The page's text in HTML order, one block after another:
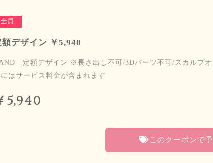
全員
額デザイン ￥5,940
定額デザイン ※長さ出し不可/3Dパーツ不可/スカルプ
はサービス料金が含まれます
5,940
このクーポンで